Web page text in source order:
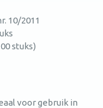
10/2011
stuks)
voor gebruik in